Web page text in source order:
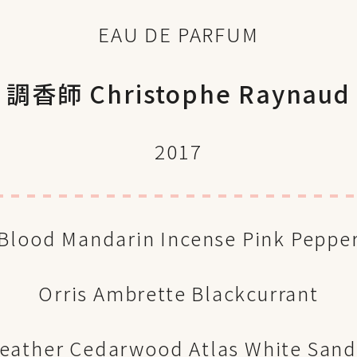
EAU DE PARFUM
調香師 Christophe Raynaud
2017
Mandarin Incense Pink
Orris Ambrette Blackcurrant
Cedarwood Atlas White